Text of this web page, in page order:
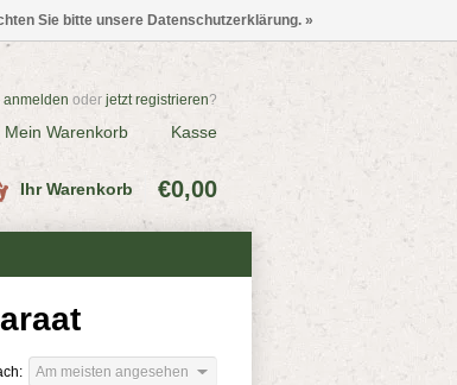
anmelden oder jetzt registrieren?
Mein Warenkorb Kasse
Ihr Warenkorb €0,00
Am meisten angesehen
Sie bitte unsere Datenschutzerklärung. »